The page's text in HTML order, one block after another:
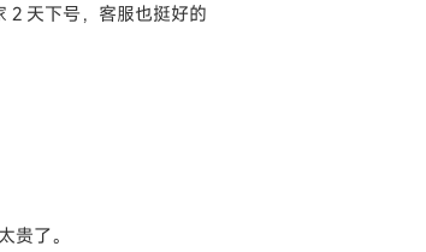
2 天下号，客服也挺好的
贵了。